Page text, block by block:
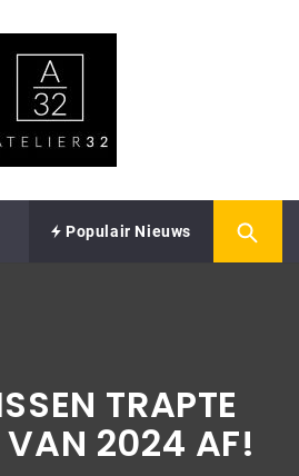
Populair Nieuws
TRAPTE
VAN 2024 AF!